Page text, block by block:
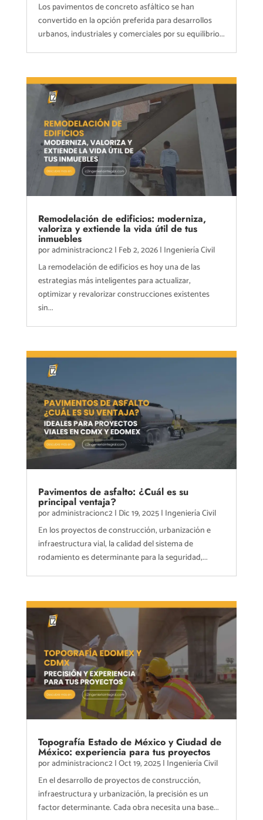
Los pavimentos de concreto asfáltico se han
convertido en la opción preferida para desarrollos
urbanos, industriales y comerciales por su equilibrio...
Remodelación de edificios: moderniza,
valoriza y extiende la vida útil de tus
inmuebles
poradministracionc2| Feb 2, 2026| Ingeniería Civil
La remodelación de edificios es hoy una de las
estrategias más inteligentes para actualizar,
optimizar y revalorizar construcciones existentes
sin...
Pavimentos de asfalto: ¿Cuál es su
principal ventaja?
poradministracionc2| Dic 19, 2025| Ingeniería Civil
En los proyectos de construcción, urbanización e
infraestructura vial, la calidad del sistema de
rodamiento es determinante para la seguridad,...
Topografía Estado de México y Ciudad de
México: experiencia para tus proyectos
poradministracionc2|Oct 19, 2025| Ingeniería Civil
En el desarrollo de proyectos de construcción,
infraestructura y urbanización, la precisión es un
factor determinante. Cada obra necesita una base...